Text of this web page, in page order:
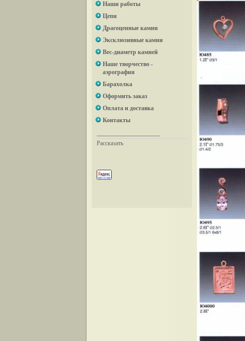
Наши работы
Цепи
Драгоценные камни
Эксклюзивные камни
Вес-диаметр камней
Наше творчество -
аэрография
Барахолка
Оформить заказ
Оплата и доставка
Контакты
Рассказать